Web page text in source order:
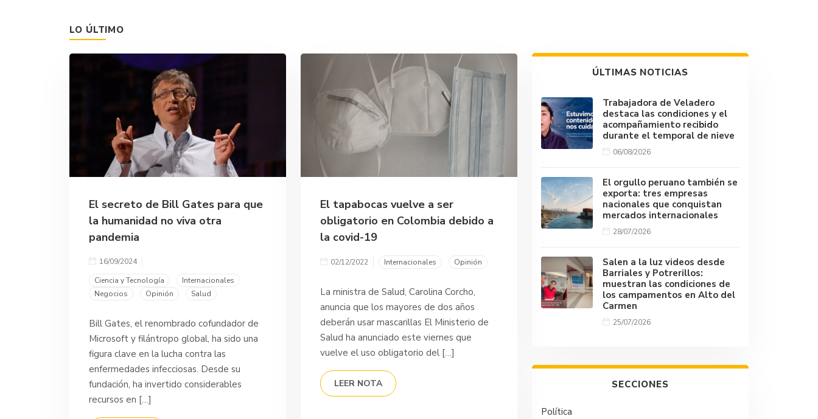
LO ÚLTIMO
El secreto de Bill Gates para que
la humanidad no viva otra
pandemia
16/09/2024
Ciencia y Tecnología
Internacionales
Negocios
Opinión Salud
Bill Gates, el renombrado cofundador de
Microsoft y filántropo global, ha sido una
figura clave en la lucha contra las
enfermedades infecciosas. Desde su
fundación, ha invertido considerables
recursos en […]
El tapabocas vuelve a ser
obligatorio en Colombia debido a
la covid-19
02/12/2022 Internacionales Opinión
La ministra de Salud, Carolina Corcho,
anuncia que los mayores de dos años
deberán usar mascarillas El Ministerio de
Salud ha anunciado este viernes que
vuelve el uso obligatorio del […]
LEER NOTA
ÚLTIMAS NOTICIAS
Trabajadora de Veladero
destaca las condiciones y el
acompañamiento recibido
durante el temporal de nieve
06/08/2026
El orgullo peruano también se
exporta: tres empresas
nacionales que conquistan
mercados internacionales
28/07/2026
Salen a la luz videos desde
Barriales y Potrerillos:
muestran las condiciones de
los campamentos en Alto del
Carmen
25/07/2026
SECCIONES
Política